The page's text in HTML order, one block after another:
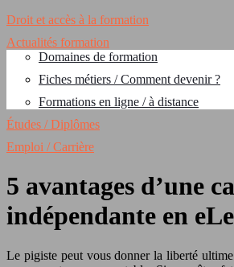
Droit et accès à la formation
Actualités formation
Domaines de formation
Fiches métiers / Comment devenir ?
Formations en ligne / à distance
Études / Diplômes
Emploi / Carrière
5 avantages d’une
indépendante en
Le pigiste peut vous donner la liberté